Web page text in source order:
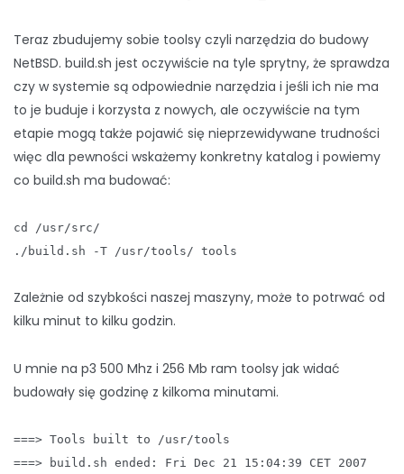
Teraz zbudujemy sobie toolsy czyli narzędzia do budowy
NetBSD. build.sh jest oczywiście na tyle sprytny, że sprawdza
czy w systemie są odpowiednie narzędzia i jeśli ich nie ma
to je buduje i korzysta z nowych, ale oczywiście na tym
etapie mogą także pojawić się nieprzewidywane trudności
więc dla pewności wskażemy konkretny katalog i powiemy
co build.sh ma budować:
cd /usr/src/
./build.sh -T /usr/tools/ tools
Zależnie od szybkości naszej maszyny, może to potrwać od
kilku minut to kilku godzin.
U mnie na p3 500 Mhz i 256 Mb ram toolsy jak widać
budowały się godzinę z kilkoma minutami.
===> Tools built to /usr/tools
===> build.sh ended: Fri Dec 21 15:04:39 CET 2007